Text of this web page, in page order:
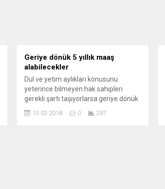
Geriye dönük 5 yıllık maaş
alabilecekler
Dul ve yetim aylıkları konusunu
yeterince bilmeyen hak sahipleri
gerekli şartı taşıyorlarsa geriye dönük
5 yıllık toplu ödeme alabiliyor.
13.03.2018 0 297